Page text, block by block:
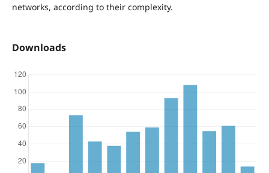
networks, according to their complexity.
Downloads